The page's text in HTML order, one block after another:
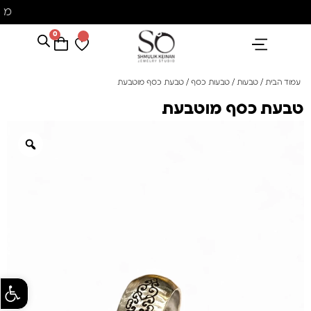
0
עמוד הבית / טבעות / טבעות כסף / טבעת כסף מוטבעת
טבעת כסף מוטבעת
פתח